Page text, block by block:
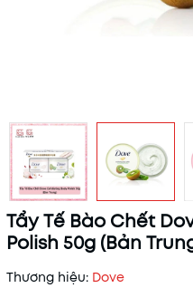
Tẩy Tế Bào Chết
Polish 50g (Bản
Thương hiệu: Dove